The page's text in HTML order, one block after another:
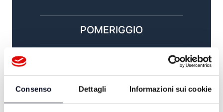
Consenso Dettagli Informazioni sui cookie
POMERIGGIO
TG GIORNO / SPORT
15:00